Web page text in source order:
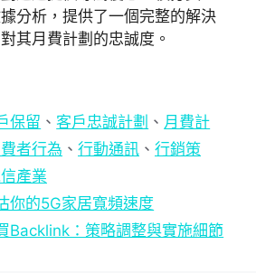
分析，提供了一個完整的解決
其月費計劃的忠誠度。
保留 、 客戶忠誠計劃 、 月費計
者行為 、 行動通訊 、 行銷策
產業
你的5G家居寬頻速度
Backlink：策略調整與實施細節